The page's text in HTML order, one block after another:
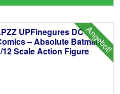
Angebot!
UPFinegures DC
– Absolute Batman
12 Scale Action Figure